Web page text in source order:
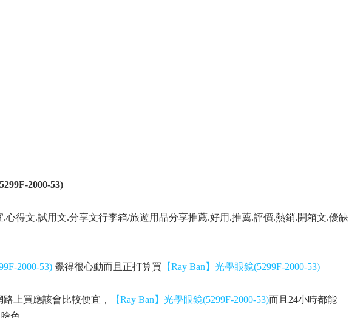
2000-53)
.心得文.試用文.分享文行李箱/旅遊用品分享推薦.好用.推薦.評價.熱銷.開箱文.優缺
2000-53) 覺得很心動而且正打算買 【Ray Ban】光學眼鏡(5299F-2000-53)
路上買應該會比較便宜， 【Ray Ban】光學眼鏡(5299F-2000-53)而且24小時都能
色